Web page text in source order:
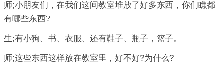
师;小朋友们，在我们这间教室堆放了好多东西，你们瞧都
有哪些东西?
生;有小狗、书、衣服、还有鞋子、瓶子，篮子。
师;这些东西这样放在教室里，好不好?为什么?